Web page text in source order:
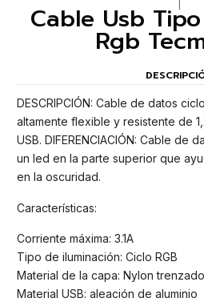
Cable Usb
Rgb
DESCRIPCIÓN: Cable de datos
altamente flexible y resistente de
USB. DIFERENCIACIÓN: Cable de
un led en la parte superior que
en la oscuridad.
Características:
Corriente máxima: 3.1A
Tipo de iluminación: Ciclo RGB
Material de la capa: Nylon trenzado
Material USB: aleación de aluminio